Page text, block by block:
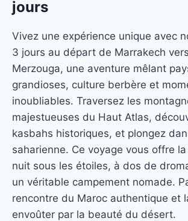
jours
Vivez une expérience unique avec
3 jours au départ de Marrakech
Merzouga, une aventure mêlant
grandioses, culture berbère et
inoubliables. Traversez les
majestueuses du Haut Atlas,
kasbahs historiques, et plongez
saharienne. Ce voyage vous offre la
nuit sous les étoiles, à dos de
un véritable campement nomade.
rencontre du Maroc authentique et
envoûter par la beauté du désert.